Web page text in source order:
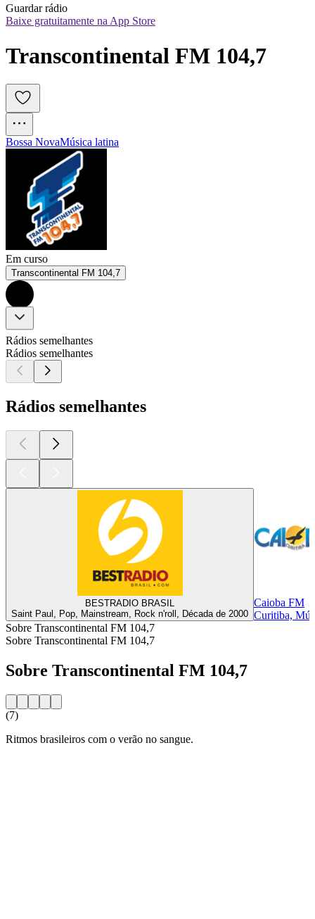
Guardar rádio
Baixe gratuitamente na App Store
Transcontinental FM 104,7
Bossa NovaMúsica latina
Em curso
Transcontinental FM 104,7
Rádios semelhantes
Rádios semelhantes
Rádios semelhantes
BESTRADIO BRASIL
Saint Paul, Pop, Mainstream, Rock n'roll, Década de 2000
Caioba FM
Curitiba,
Sobre Transcontinental FM 104,7
Sobre Transcontinental FM 104,7
Sobre Transcontinental FM 104,7
(7)
Ritmos brasileiros com o verão no sangue.